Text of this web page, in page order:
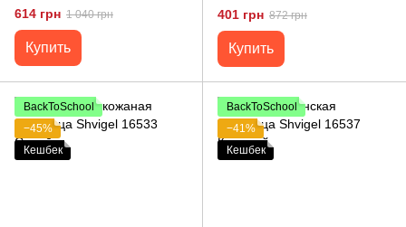
614 грн 1 040 грн
Купить
Зеленый
401 грн 872 грн
Купить
BackToSchool
−45%
Кешбек
BackToSchool
−41%
Кешбек